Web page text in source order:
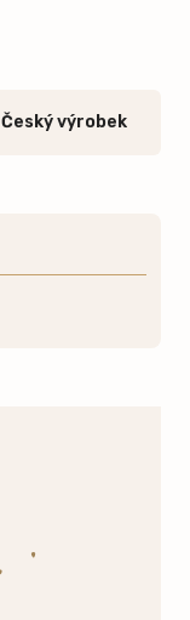
Český výrobek